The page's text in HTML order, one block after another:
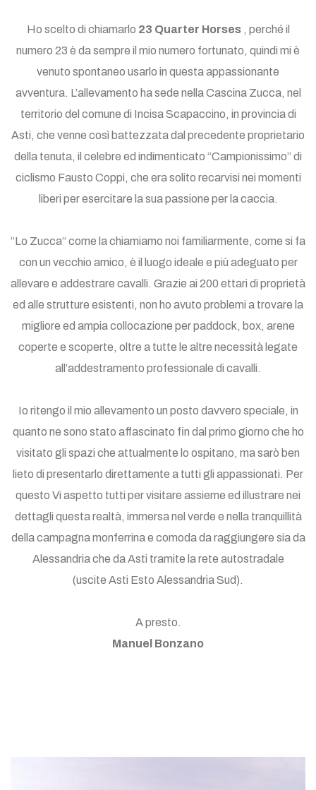
Ho scelto di chiamarlo 23 Quarter Horses, perché il
numero 23 è da sempre il mio numero fortunato, quindi mi è
venuto spontaneo usarlo in questa appassionante
avventura. L’allevamento ha sede nella Cascina Zucca, nel
territorio del comune di Incisa Scapaccino, in provincia di
Asti, che venne così battezzata dal precedente proprietario
della tenuta, il celebre ed indimenticato “Campionissimo” di
ciclismo Fausto Coppi, che era solito recarvisi nei momenti
liberi per esercitare la sua passione per la caccia.
“Lo Zucca“ come la chiamiamo noi familiarmente, come si fa
con un vecchio amico, è il luogo ideale e più adeguato per
allevare e addestrare cavalli. Grazie ai 200 ettari di proprietà
ed alle strutture esistenti, non ho avuto problemi a trovare la
migliore ed ampia collocazione per paddock, box, arene
coperte e scoperte, oltre a tutte le altre necessità legate
all’addestramento professionale di cavalli.
Io ritengo il mio allevamento un posto davvero speciale, in
quanto ne sono stato affascinato fin dal primo giorno che ho
visitato gli spazi che attualmente lo ospitano, ma sarò ben
lieto di presentarlo direttamente a tutti gli appassionati. Per
questo Vi aspetto tutti per visitare assieme ed illustrare nei
dettagli questa realtà, immersa nel verde e nella tranquillità
della campagna monferrina e comoda da raggiungere sia da
Alessandria che da Asti tramite la rete autostradale
(uscite Asti Esto Alessandria Sud).
A presto.
Manuel Bonzano